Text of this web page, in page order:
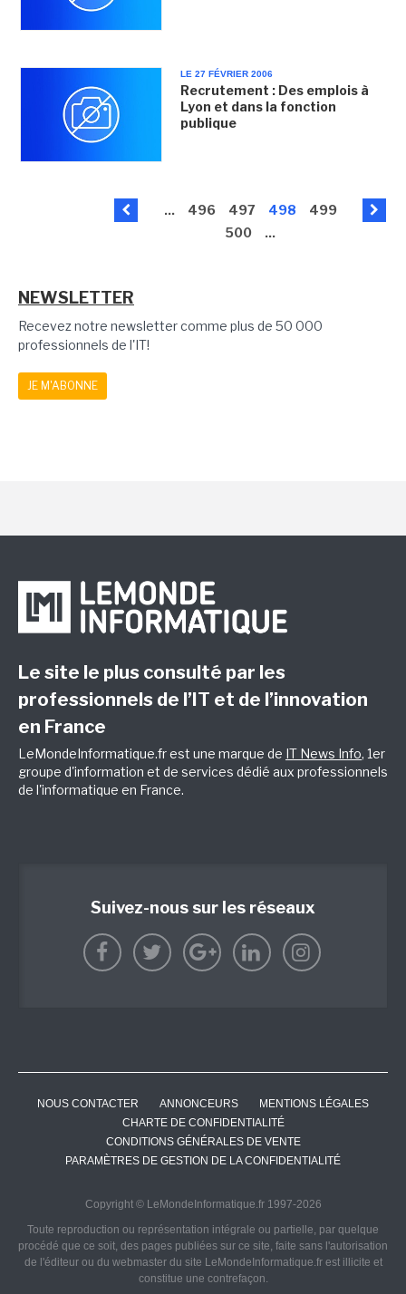
LE 27 FÉVRIER 2006
Recrutement : Des emplois à
Lyon et dans la fonction
publique
... 496 497 498
499
500
...
NEWSLETTER
Recevez notre newsletter comme plus de 50 000
professionnels de l'IT!
JE M'ABONNE
Le site le plus consulté par les
professionnels de l’IT et de l’innovation
en France
LeMondeInformatique.fr est une marque de IT News Info, 1er
groupe d'information et de services dédié aux professionnels
de l'informatique en France.
Suivez-nous sur les réseaux
NOUS CONTACTER ANNONCEURS
MENTIONS LÉGALES
CHARTE DE CONFIDENTIALITÉ
CONDITIONS GÉNÉRALES DE VENTE
PARAMÈTRES DE GESTION DE LA CONFIDENTIALITÉ
Copyright © LeMondeInformatique.fr 1997-2026
Toute reproduction ou représentation intégrale ou partielle, par quelque
procédé que ce soit, des pages publiées sur ce site, faite sans l'autorisation
de l'éditeur ou du webmaster du site LeMondeInformatique.fr est illicite et
constitue une contrefaçon.